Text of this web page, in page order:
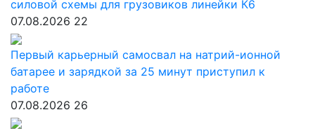
силовой схемы для грузовиков линейки К6
07.08.2026 22
Первый карьерный самосвал на натрий-ионной
батарее и зарядкой за 25 минут приступил к
работе
07.08.2026 26